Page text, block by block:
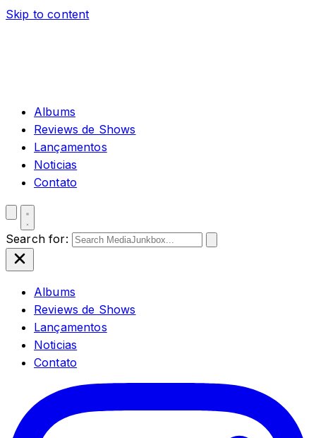
Skip to content
Albums
Reviews de Shows
Lançamentos
Noticias
Contato
Search for:
Albums
Reviews de Shows
Lançamentos
Noticias
Contato